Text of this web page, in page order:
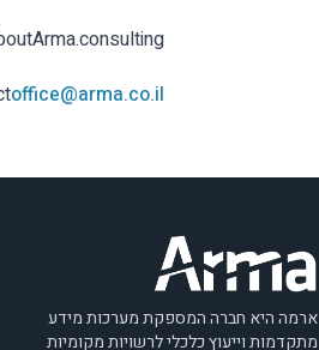
office@arma.co.il
ארמה היא חברה המספקת מערכות מידע
מתקדמות וייעוץ כלכלי לרשויות מקומיות